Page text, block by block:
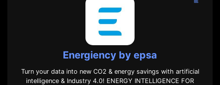
Energiency by epsa
Turn your data into new CO2 & energy savings with artificial
intelligence & Industry 4.0! ENERGY INTELLIGENCE FOR